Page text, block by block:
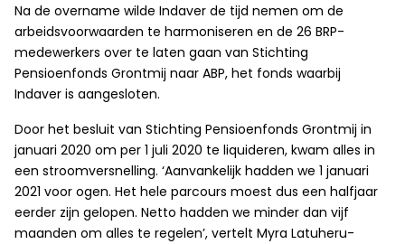
Na de overname wilde Indaver de tijd nemen om de
arbeidsvoorwaarden te harmoniseren en de 26 BRP-
medewerkers over te laten gaan van Stichting
Pensioenfonds Grontmij naar ABP, het fonds waarbij
Indaver is aangesloten.
Door het besluit van Stichting Pensioenfonds Grontmij in
januari 2020 om per 1 juli 2020 te liquideren, kwam alles in
een stroomversnelling. ‘Aanvankelijk hadden we 1 januari
2021 voor ogen. Het hele parcours moest dus een halfjaar
eerder zijn gelopen. Netto hadden we minder dan vijf
maanden om alles te regelen’, vertelt Myra Latuheru-